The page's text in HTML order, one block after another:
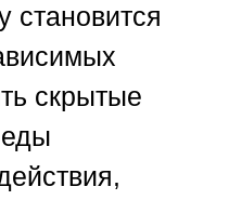
становится
скрытые